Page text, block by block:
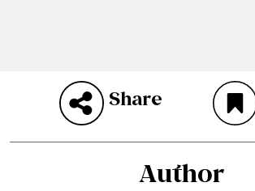
Share
Author